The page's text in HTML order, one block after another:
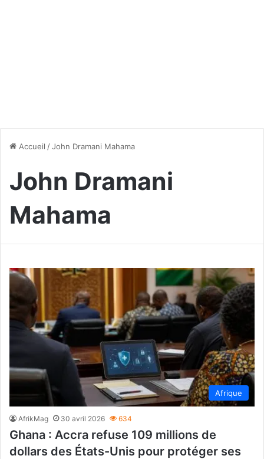
Accueil /John Dramani Mahama
John Dramani
Mahama
Afrique
AfrikMag 30 avril 2026 634
Ghana : Accra refuse 109 millions de
dollars des États-Unis pour protéger ses